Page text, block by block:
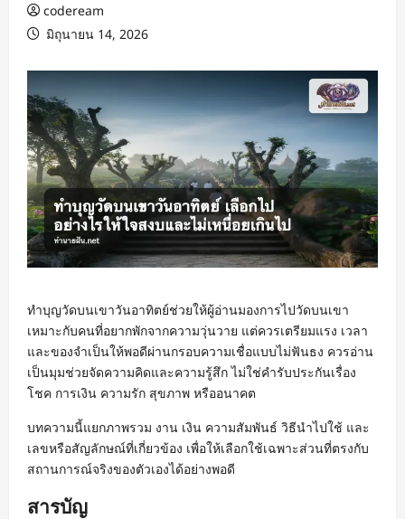
codeream
มิถุนายน 14, 2026
ทำบุญวัดบนเขาวันอาทิตย์ช่วยให้ผู้อ่านมองการไปวัดบนเขา
เหมาะกับคนที่อยากพักจากความวุ่นวาย แต่ควรเตรียมแรง เวลา
และของจำเป็นให้พอดีผ่านกรอบความเชื่อแบบไม่ฟันธง ควรอ่าน
เป็นมุมช่วยจัดความคิดและความรู้สึก ไม่ใช่คำรับประกันเรื่อง
โชค การเงิน ความรัก สุขภาพ หรืออนาคต
บทความนี้แยกภาพรวม งาน เงิน ความสัมพันธ์ วิธีนำไปใช้ และ
เลขหรือสัญลักษณ์ที่เกี่ยวข้อง เพื่อให้เลือกใช้เฉพาะส่วนที่ตรงกับ
สถานการณ์จริงของตัวเองได้อย่างพอดี
สารบัญ